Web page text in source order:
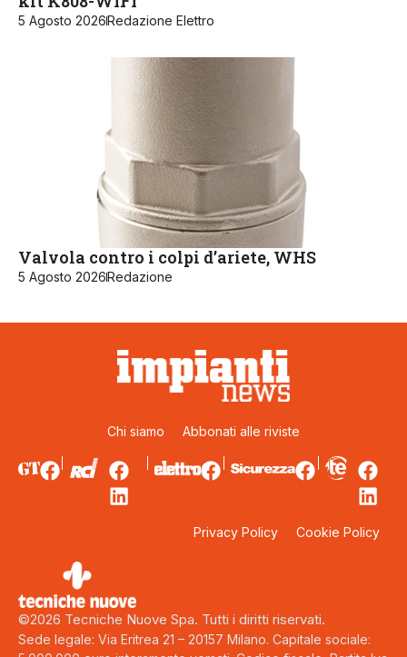
5 Agosto 2026Redazione Elettro
Valvola contro i colpi d’ariete, WHS
5 Agosto 2026Redazione
Chi siamo Abbonati alle riviste
Privacy Policy Cookie Policy
©2026 Tecniche Nuove Spa. Tutti i diritti riservati.
Sede legale: Via Eritrea 21 – 20157 Milano. Capitale sociale: